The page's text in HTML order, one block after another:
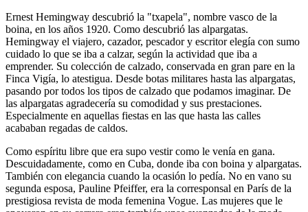
Ernest Hemingway descubrió la "txapela", nombre vasco de la
boina, en los años 1920. Como descubrió las alpargatas.
Hemingway el viajero, cazador, pescador y escritor elegía con sumo
cuidado lo que se iba a calzar, según la actividad que iba a
emprender. Su colección de calzado, conservada en gran pare en la
Finca Vigía, lo atestigua. Desde botas militares hasta las alpargatas,
pasando por todos los tipos de calzado que podamos imaginar. De
las alpargatas agradecería su comodidad y sus prestaciones.
Especialmente en aquellas fiestas en las que hasta las calles
acababan regadas de caldos.
Como espíritu libre que era supo vestir como le venía en gana.
Descuidadamente, como en Cuba, donde iba con boina y alpargatas.
También con elegancia cuando la ocasión lo pedía. No en vano su
segunda esposa, Pauline Pfeiffer, era la corresponsal en París de la
prestigiosa revista de moda femenina Vogue. Las mujeres que le